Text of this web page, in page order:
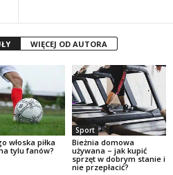
WIĘCEJ OD AUTORA
włoska piłka
tylu fanów?
Sport
Bieżnia domowa
używana – jak kupić
sprzęt w dobrym stanie i
nie przepłacić?